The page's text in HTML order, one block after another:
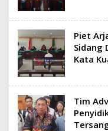
Piet
Sidang
Kata
Tim